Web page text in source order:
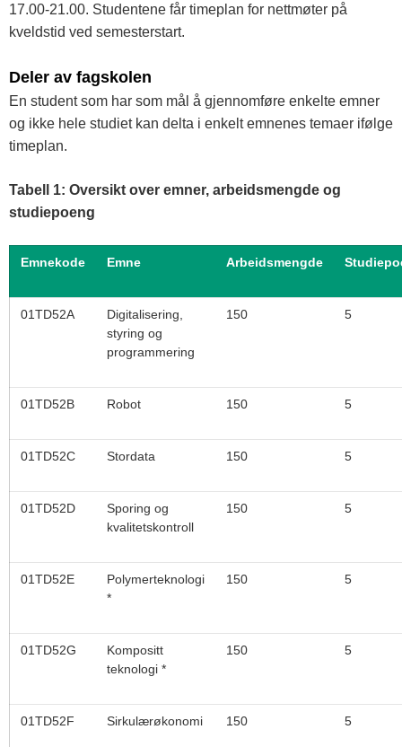
17.00-21.00. Studentene får timeplan for nettmøter på
kveldstid ved semesterstart.
Deler av fagskolen
En student som har som mål å gjennomføre enkelte emner
og ikke hele studiet kan delta i enkelt emnenes temaer ifølge
timeplan.
Tabell 1: Oversikt over emner, arbeidsmengde og
studiepoeng
Emnekode Emne Arbeidsmengde
01TD52A
Digitalisering,
styring og
programmering
150 5
01TD52B Robot 150 5
01TD52C Stordata 150 5
01TD52D
Sporing og
kvalitetskontroll
150 5
01TD52E
Polymerteknologi
*
150 5
01TD52G
Kompositt
teknologi *
150 5
01TD52F Sirkulærøkonomi 150 5